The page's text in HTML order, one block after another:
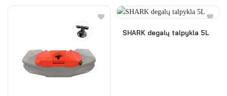
SHARK degalų talpykla 5L